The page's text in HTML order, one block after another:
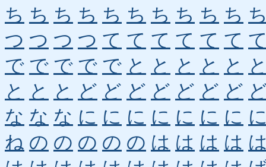
ち ち ち ち ち ち ち ち ち ち
つ つ つ つ て て て て て て
で で で で で と と と と と
と と と ど ど ど ど ど ど ど
な な な に に に に に に に
ね の の の の の は は は は